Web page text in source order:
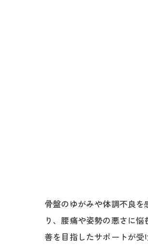
骨盤のゆがみや体調不良
り、腰痛や姿勢の悪さに
善を目指したサポートが